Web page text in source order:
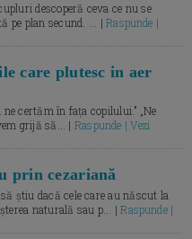
descoperă ceva ce nu se
pe plan secund. ... |Raspunde |
care plutesc in aer
certăm în fața copilului.” „Ne
grijă să... | Raspunde | Vezi
prin cezariană
știu dacă cele care au născut la
naturală sau p... |Raspunde |